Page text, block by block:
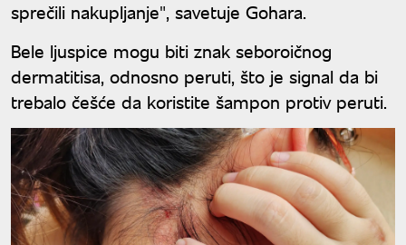
sprečili nakupljanje", savetuje Gohara.
Bele ljuspice mogu biti znak seboroičnog
dermatitisa, odnosno peruti, što je signal da bi
trebalo češće da koristite šampon protiv peruti.